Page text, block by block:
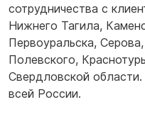
сотрудничества с
Нижнего Тагила,
Первоуральска, Серова,
Полевского,
Свердловской
всей России.